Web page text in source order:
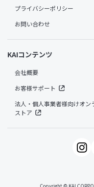
プライバシーポリシー
お問い合わせ
KAIコンテンツ
会社概要
お客様サポート
法人・個人事業者様向けオン
ストア